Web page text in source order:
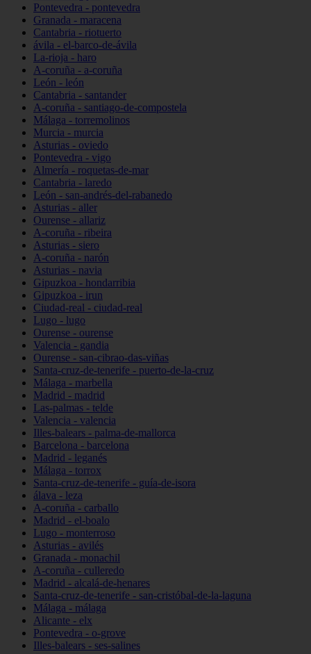
Pontevedra - pontevedra
Granada - maracena
Cantabria - riotuerto
ávila - el-barco-de-ávila
La-rioja - haro
A-coruña - a-coruña
León - león
Cantabria - santander
A-coruña - santiago-de-compostela
Málaga - torremolinos
Murcia - murcia
Asturias - oviedo
Pontevedra - vigo
Almería - roquetas-de-mar
Cantabria - laredo
León - san-andrés-del-rabanedo
Asturias - aller
Ourense - allariz
A-coruña - ribeira
Asturias - siero
A-coruña - narón
Asturias - navia
Gipuzkoa - hondarribia
Gipuzkoa - irun
Ciudad-real - ciudad-real
Lugo - lugo
Ourense - ourense
Valencia - gandia
Ourense - san-cibrao-das-viñas
Santa-cruz-de-tenerife - puerto-de-la-cruz
Málaga - marbella
Madrid - madrid
Las-palmas - telde
Valencia - valencia
Illes-balears - palma-de-mallorca
Barcelona - barcelona
Madrid - leganés
Málaga - torrox
Santa-cruz-de-tenerife - guía-de-isora
álava - leza
A-coruña - carballo
Madrid - el-boalo
Lugo - monterroso
Asturias - avilés
Granada - monachil
A-coruña - culleredo
Madrid - alcalá-de-henares
Santa-cruz-de-tenerife - san-cristóbal-de-la-laguna
Málaga - málaga
Alicante - elx
Pontevedra - o-grove
Illes-balears - ses-salines